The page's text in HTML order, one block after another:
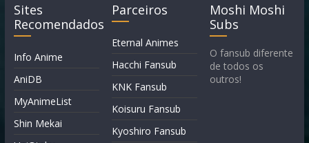
Sites
Recomendados
Info Anime
AniDB
MyAnimeList
Shin Mekai
Parceiros
Eternal Animes
Hacchi Fansub
KNK Fansub
Koisuru Fansub
Kyoshiro Fansub
Moshi Moshi
Subs
O fansub diferente
de todos os
outros!